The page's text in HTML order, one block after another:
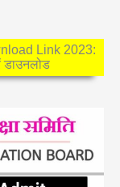
Link 2023:
डाउनलोड